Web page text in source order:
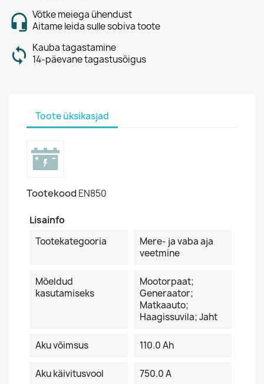
Võtke meiega ühendust
Aitame leida sulle sobiva toote
Kauba tagastamine
14-päevane tagastusõigus
Toote üksikasjad
Tootekood EN850
Lisainfo
Tootekategooria
Mere- ja vaba aja
veetmine
Mõeldud
kasutamiseks
Mootorpaat;
Generaator;
Matkaauto;
Haagissuvila; Jaht
Aku võimsus 110.0 Ah
Aku käivitusvool 750.0 A